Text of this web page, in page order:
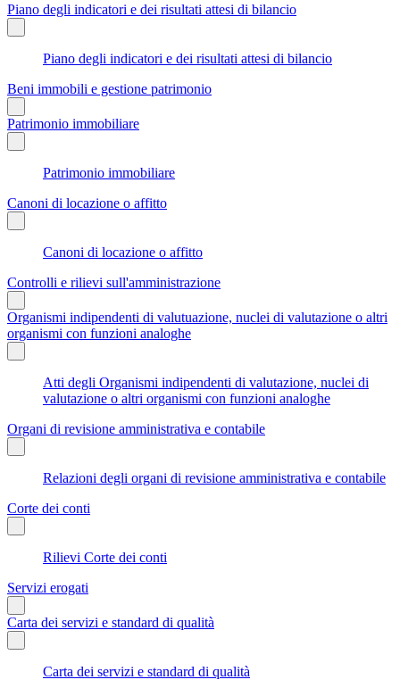
Piano degli indicatori e dei risultati attesi di bilancio
Piano degli indicatori e dei risultati attesi di bilancio
Beni immobili e gestione patrimonio
Patrimonio immobiliare
Patrimonio immobiliare
Canoni di locazione o affitto
Canoni di locazione o affitto
Controlli e rilievi sull'amministrazione
Organismi indipendenti di valutuazione, nuclei di valutazione o altri
organismi con funzioni analoghe
Atti degli Organismi indipendenti di valutazione, nuclei di
valutazione o altri organismi con funzioni analoghe
Organi di revisione amministrativa e contabile
Relazioni degli organi di revisione amministrativa e contabile
Corte dei conti
Rilievi Corte dei conti
Servizi erogati
Carta dei servizi e standard di qualità
Carta dei servizi e standard di qualità